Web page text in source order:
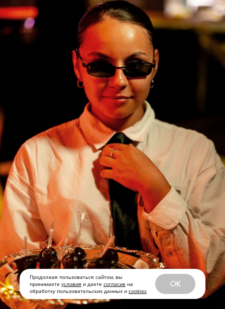
Продолжая пользоваться сайтом, вы
принимаете условия и даете согласие на
обработку пользовательских данных и cookies
OK